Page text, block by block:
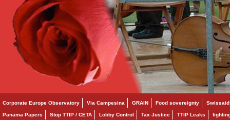
Corporate Europe Observatory Via Campesina GRAIN Food sovereignty Swissaid
Panama Papers Stop TTIP / CETA Lobby Control Tax Justice TTIP Leaks